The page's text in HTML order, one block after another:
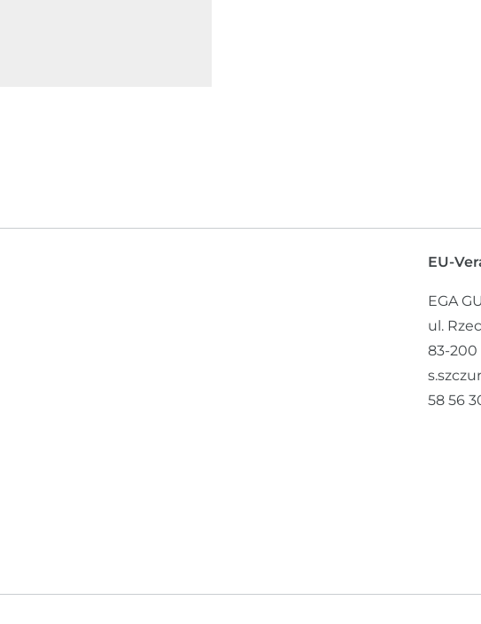
EU-
EGA
ul.
83-200
58 56